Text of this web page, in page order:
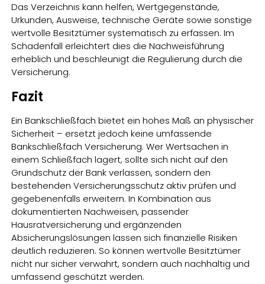
Das Verzeichnis kann helfen, Wertgegenstände,
Urkunden, Ausweise, technische Geräte sowie sonstige
wertvolle Besitztümer systematisch zu erfassen. Im
Schadenfall erleichtert dies die Nachweisführung
erheblich und beschleunigt die Regulierung durch die
Versicherung.
Fazit
Ein Bankschließfach bietet ein hohes Maß an physischer
Sicherheit – ersetzt jedoch keine umfassende
Bankschließfach Versicherung. Wer Wertsachen in
einem Schließfach lagert, sollte sich nicht auf den
Grundschutz der Bank verlassen, sondern den
bestehenden Versicherungsschutz aktiv prüfen und
gegebenenfalls erweitern. In Kombination aus
dokumentierten Nachweisen, passender
Hausratversicherung und ergänzenden
Absicherungslösungen lassen sich finanzielle Risiken
deutlich reduzieren. So können wertvolle Besitztümer
nicht nur sicher verwahrt, sondern auch nachhaltig und
umfassend geschützt werden.